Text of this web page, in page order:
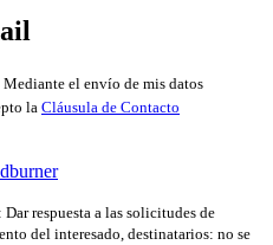
Mediante el envío de mis datos
la Cláusula de Contacto
respuesta a las solicitudes de
del interesado, destinatarios: no se